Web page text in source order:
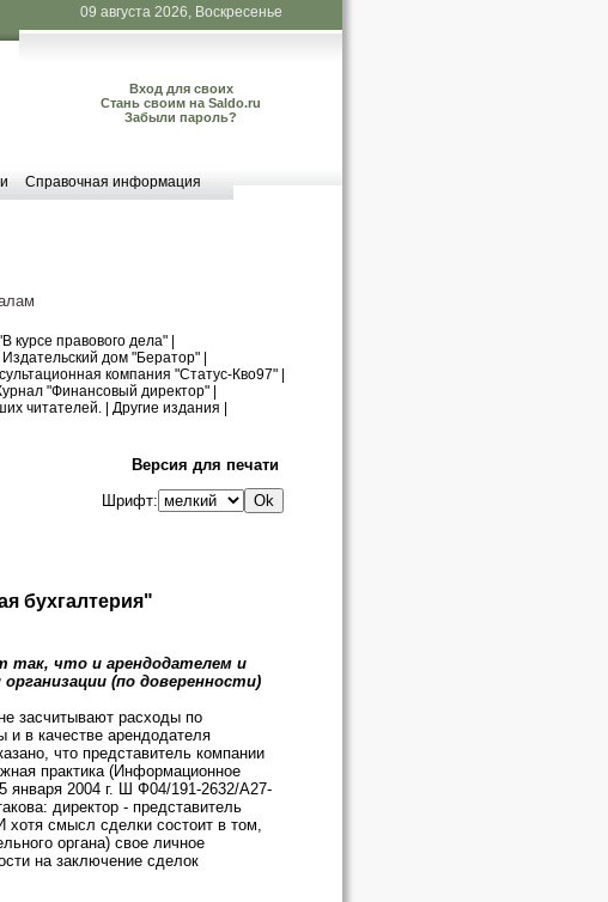
09 августа 2026, Воскресенье
Вход для своих
Стань своим на Saldo.ru
Забыли пароль?
Справочная информация
курсе правового дела"|
Издательский дом "Бератор"
компания "Статус-Кво97"
"Финансовый директор"
читателей. Другие издания
Версия для печати
Шрифт:
бухгалтерия"
так, что и арендодателем и
(по доверенности)
засчитывают расходы по
и в качестве арендодателя
что представитель компании
практика (Информационное
января 2004 г. Ш Ф04/191-2632/А27-
директор - представитель
смысл сделки состоит в том,
органа) свое личное
на заключение сделок